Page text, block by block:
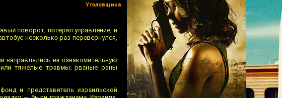
Уголовщина
поворот, потерял управление, и
несколько раз перевернулся,
направлялись на ознакомительную
тяжелые травмы: рваные раны
и представитель израильской